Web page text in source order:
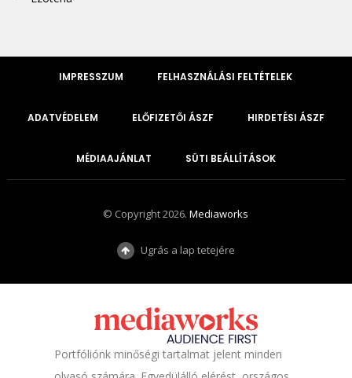
IMPRESSZUM FELHASZNÁLÁSI FELTÉTELEK
ADATVÉDELEM ELŐFIZETŐI ÁSZF HIRDETÉSI ÁSZF
MÉDIAAJÁNLAT SÜTI BEÁLLÍTÁSOK
© Copyright 2026.Mediaworks
Ugrás a lap tetejére
Portfóliónk minőségi tartalmat jelent minden